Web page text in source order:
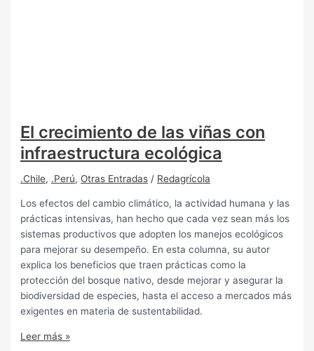
El crecimiento de las viñas con
infraestructura ecológica
.Chile, .Perú, Otras Entradas / Redagrícola
Los efectos del cambio climático, la actividad humana y las
prácticas intensivas, han hecho que cada vez sean más los
sistemas productivos que adopten los manejos ecológicos
para mejorar su desempeño. En esta columna, su autor
explica los beneficios que traen prácticas como la
protección del bosque nativo, desde mejorar y asegurar la
biodiversidad de especies, hasta el acceso a mercados más
exigentes en materia de sustentabilidad.
Leer más »